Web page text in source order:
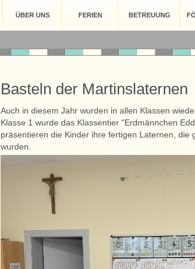
ÜBER UNS FERIEN BETREUUNG
Basteln der Martinslaternen
Auch in diesem Jahr wurden in allen Klassen
Klasse 1 wurde das Klassentier "Erdmännchen
präsentieren die Kinder ihre fertigen Laternen, die
wurden.